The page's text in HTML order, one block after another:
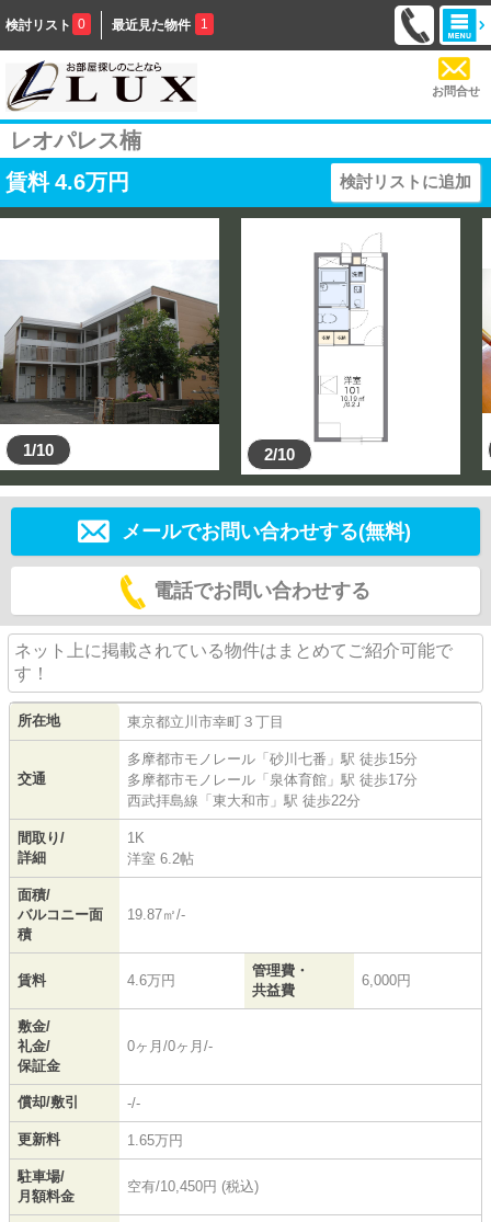
検討リスト 0 最近見た物件 1
お問合せ
レオパレス楠
賃料 4.6万円 検討リストに追加
1/10 2/10
メールでお問い合わせする(無料)
電話でお問い合わせする
ネット上に掲載されている物件はまとめてご紹介可能で
す！
所在地 東京都立川市幸町 ３丁目
交通
多摩都市モノレール 「砂川七番 」駅 徒歩15分
多摩都市モノレール 「泉体育館 」駅 徒歩17分
西武拝島線 「東大和市 」駅 徒歩22分
間取り/
詳細
1K
洋室 6.2帖
面積/
バルコニー面
積
19.87㎡/-
賃料 4.6万円
管理費・
共益費
6,000円
敷金/
礼金/
保証金
0ヶ月/0ヶ月/-
償却/敷引 -/-
更新料 1.65万円
駐車場/
月額料金
空有/10,450円 (税込)